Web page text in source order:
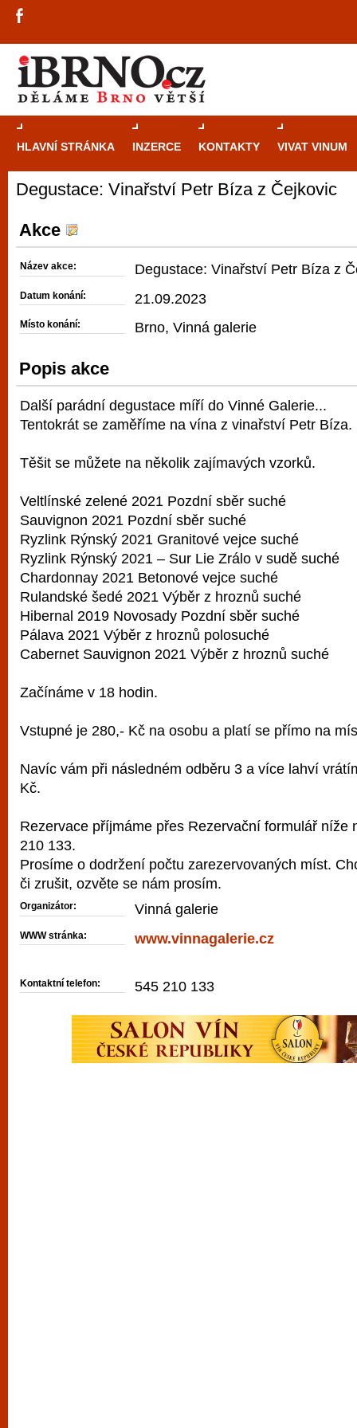
HLAVNÍ STRÁNKA INZERCE KONTAKTY VIVAT VINUM
Degustace: Vinařství Petr Bíza z Čejkovic
Akce
Název akce: Degustace: Vinařství Petr Bíza z
Datum konání: 21.09.2023
Místo konání: Brno, Vinná galerie
Popis akce
Další parádní degustace míří do Vinné Galerie...
Tentokrát se zaměříme na vína z vinařství Petr Bíza.
Těšit se můžete na několik zajímavých vzorků.
Veltlínské zelené 2021 Pozdní sběr suché
Sauvignon 2021 Pozdní sběr suché
Ryzlink Rýnský 2021 Granitové vejce suché
Ryzlink Rýnský 2021 – Sur Lie Zrálo v sudě suché
Chardonnay 2021 Betonové vejce suché
Rulandské šedé 2021 Výběr z hroznů suché
Hibernal 2019 Novosady Pozdní sběr suché
Pálava 2021 Výběr z hroznů polosuché
Cabernet Sauvignon 2021 Výběr z hroznů suché
Začínáme v 18 hodin.
Vstupné je 280,- Kč na osobu a platí se přímo na
Navíc vám při následném odběru 3 a více lahví
Kč.
Rezervace příjmáme přes Rezervační formulář níže
210 133.
Prosíme o dodržení počtu zarezervovaných míst.
či zrušit, ozvěte se nám prosím.
Organizátor: Vinná galerie
WWW stránka: www.vinnagalerie.cz
Kontaktní telefon: 545 210 133
Průvodce
automaty
restaurace,
vyzkoušet různé kasinové hry. V
metropoli naleznete širokou nabídku her
po moderní automaty jak pro pravidelné
příležitostné hráče. V...